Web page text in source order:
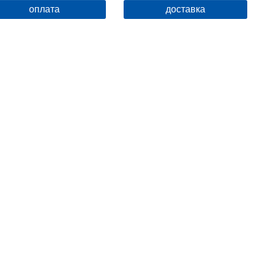
оплата доставка